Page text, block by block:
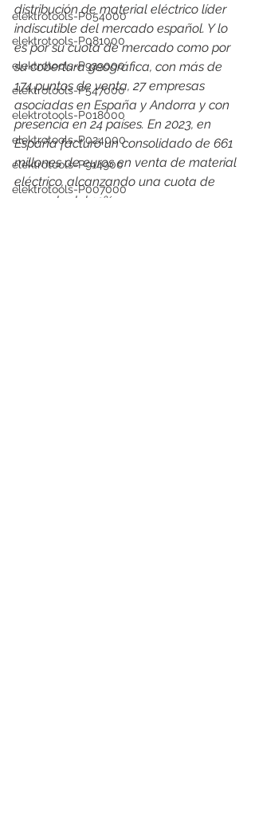
elektrotools-P054000
elektrotools-P081000
elektrotools-P929000
elektrotools-P547000
elektrotools-P018000
elektrotools-P024000
elektrotools-P914900
elektrotools-P007000
distribución de material eléctrico líder
indiscutible del mercado español. Y lo
es por su cuota de mercado como por
su cobertura geográfica, con más de
174 puntos de venta, 27 empresas
asociadas en España y Andorra y con
presencia en 24 países. En 2023, en
España facturó un consolidado de 661
millones de euros en venta de material
eléctrico, alcanzando una cuota de
mercado del 12%